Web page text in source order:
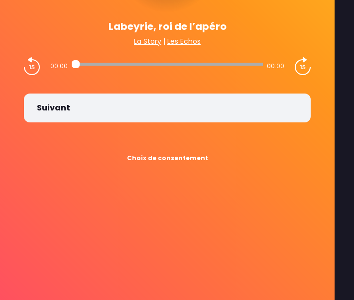
Labeyrie, roi de l’apéro
La Story | Les Echos
00:00 00:00
Suivant
Choix de consentement